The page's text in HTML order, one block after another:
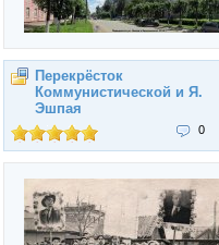
Перекрёсток
Коммунистической и Я.
Эшпая
0